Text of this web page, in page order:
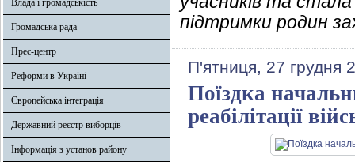
Влада і громадськість
Громадська рада
Прес-центр
Реформи в Україні
Європейська інтеграція
Державний реєстр виборців
Інформація з установ району
підтримки родин
П'ятниця, 27 грудня
Поїздка
реабілітації